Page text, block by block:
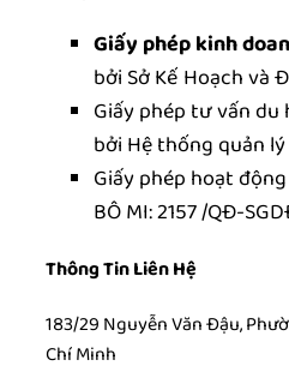
Giấy phép kinh
bởi Sở Kế Hoạch và
Giấy phép tư vấn du
bởi Hệ thống quản
Giấy phép hoạt
BÔ MI: 2157 /QĐ-
Thông Tin Liên Hệ
183/29 Nguyễn Văn Đậu,
Chí Minh